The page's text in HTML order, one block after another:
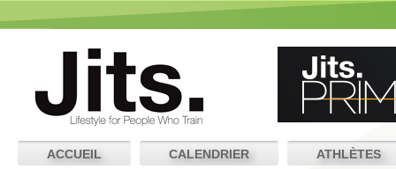
ACCUEIL CALENDRIER ATHLÈTES